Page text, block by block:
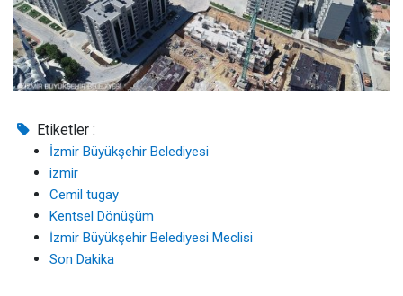
Etiketler :
İzmir Büyükşehir Belediyesi
izmir
Cemil tugay
Kentsel Dönüşüm
İzmir Büyükşehir Belediyesi Meclisi
Son Dakika